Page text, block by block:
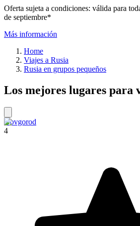
Oferta sujeta a condiciones: válida para
de septiembre*
Más información
Home
Viajes a Rusia
Rusia en grupos pequeños
Los mejores lugares para
Novgorod
4